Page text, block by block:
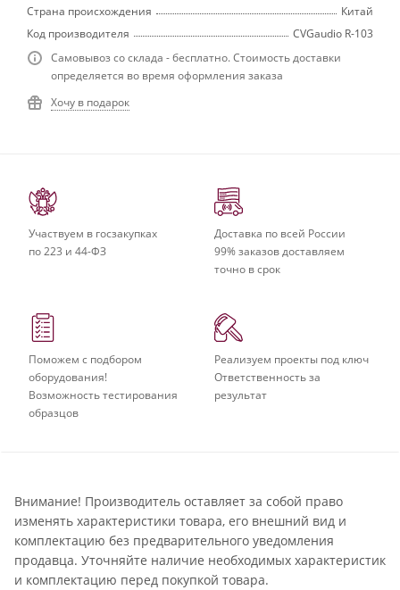
Страна происхождения
Китай
Код производителя
CVGaudio R-103
Самовывоз со склада - бесплатно. Стоимость доставки
определяется во время оформления заказа
Хочу в подарок
Участвуем в госзакупках
по 223 и 44-ФЗ
Доставка по всей России
99% заказов доставляем
точно в срок
Поможем с подбором
оборудования!
Возможность тестирования
образцов
Реализуем проекты под ключ
Ответственность за
результат
Внимание! Производитель оставляет за собой право
изменять характеристики товара, его внешний вид и
комплектацию без предварительного уведомления
продавца. Уточняйте наличие необходимых характеристик
и комплектацию перед покупкой товара.